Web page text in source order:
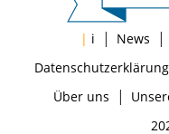
| i | News |
Datenschutzerklärung
Über uns |